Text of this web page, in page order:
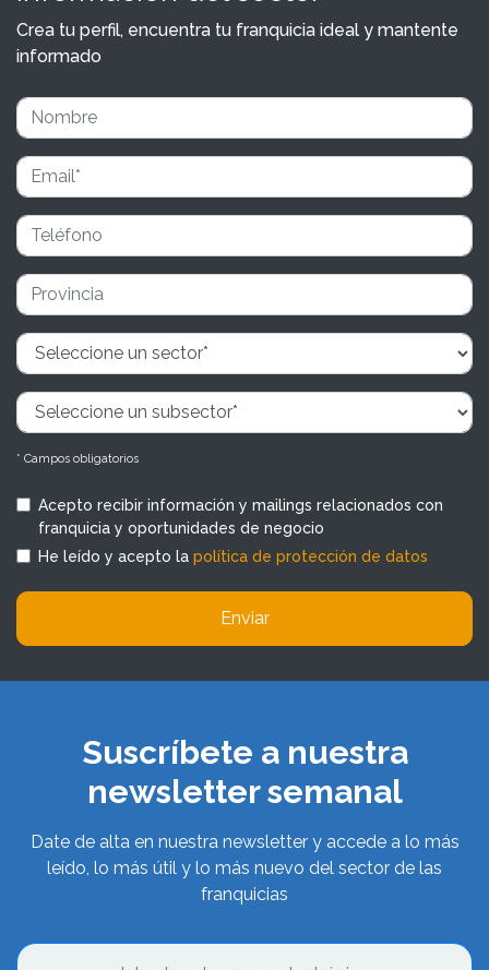
Crea tu perfil, encuentra tu franquicia ideal y mantente
informado
* Campos obligatorios
Acepto recibir información y mailings relacionados con
franquicia y oportunidades de negocio
He leído y acepto la política de protección de datos
Enviar
Suscríbete a nuestra
newsletter semanal
Date de alta en nuestra newsletter y accede a lo más
leído, lo más útil y lo más nuevo del sector de las
franquicias